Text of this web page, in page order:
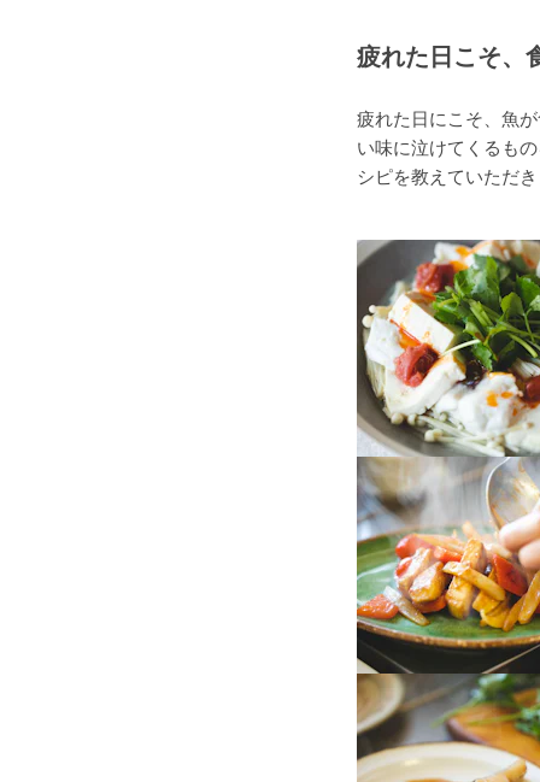
疲れた日こそ、
疲れた日にこそ、魚
い味に泣けてくるも
シピを教えていただき